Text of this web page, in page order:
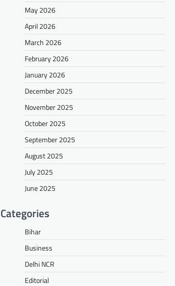
May 2026
April 2026
March 2026
February 2026
January 2026
December 2025
November 2025
October 2025
September 2025
August 2025
July 2025
June 2025
Categories
Bihar
Business
Delhi NCR
Editorial